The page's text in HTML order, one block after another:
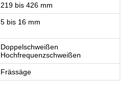
219 bis 426 mm
5 bis 16 mm
Doppelschweißen
Hochfrequenzschweißen
Frässäge